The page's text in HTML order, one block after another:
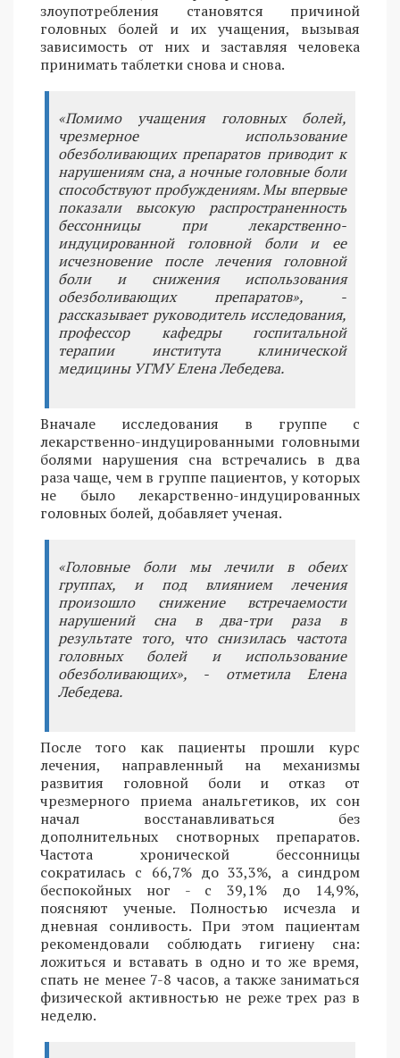
злоупотребления становятся причиной
головных болей и их учащения, вызывая
зависимость от них и заставляя человека
принимать таблетки снова и снова.
«Помимо учащения головных болей,
чрезмерное использование
обезболивающих препаратов приводит к
нарушениям сна, а ночные головные боли
способствуют пробуждениям. Мы впервые
показали высокую распространенность
бессонницы при лекарственно-
индуцированной головной боли и ее
исчезновение после лечения головной
боли и снижения использования
обезболивающих препаратов», -
рассказывает руководитель исследования,
профессор кафедры госпитальной
терапии института клинической
медицины УГМУ Елена Лебедева.
Вначале исследования в группе с
лекарственно-индуцированными головными
болями нарушения сна встречались в два
раза чаще, чем в группе пациентов, у которых
не было лекарственно-индуцированных
головных болей, добавляет ученая.
«Головные боли мы лечили в обеих
группах, и под влиянием лечения
произошло снижение встречаемости
нарушений сна в два-три раза в
результате того, что снизилась частота
головных болей и использование
обезболивающих», - отметила Елена
Лебедева.
После того как пациенты прошли курс
лечения, направленный на механизмы
развития головной боли и отказ от
чрезмерного приема анальгетиков, их сон
начал восстанавливаться без
дополнительных снотворных препаратов.
Частота хронической бессонницы
сократилась с 66,7% до 33,3%, а синдром
беспокойных ног - с 39,1% до 14,9%,
поясняют ученые. Полностью исчезла и
дневная сонливость. При этом пациентам
рекомендовали соблюдать гигиену сна:
ложиться и вставать в одно и то же время,
спать не менее 7-8 часов, а также заниматься
физической активностью не реже трех раз в
неделю.